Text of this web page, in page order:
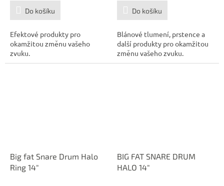
Do košíku
Efektové produkty pro
okamžitou změnu vašeho
zvuku.
Do košíku
Blánové tlumení, prstence a
další produkty pro okamžitou
změnu vašeho zvuku.
Big fat Snare Drum Halo
Ring 14"
BIG FAT SNARE DRUM
HALO 14"